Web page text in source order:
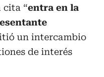
cita “entra en la
un intercambio
de interés